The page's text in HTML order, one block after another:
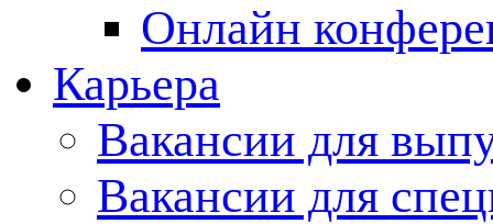
Онлайн
Карьера
Вакансии для
Вакансии для